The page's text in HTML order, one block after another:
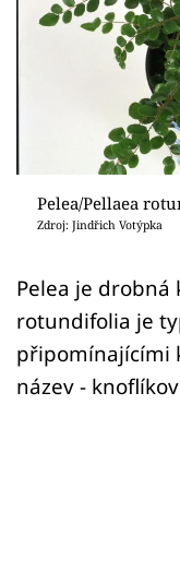
Zahrada
Sledujte
Přihlášení
Sledujte nás
Pelea/Pellaea
Zdroj: Jindřich Votýpka
Pelea je drobná
rotundifolia je
připomínajícími
název -